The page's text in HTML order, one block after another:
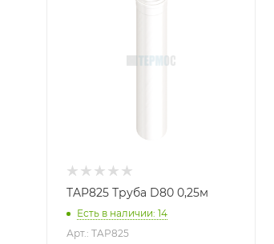
TAP825 Труба D80 0,25м
Есть в наличии: 14
Арт.: TAP825